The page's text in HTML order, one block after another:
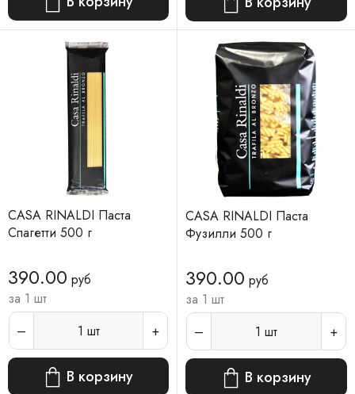
CASA RINALDI Паста
Спагетти 500 г
390.00 руб
за 1 шт
1 шт
В корзину
CASA RINALDI Паста
Фузилли 500 г
390.00 руб
за 1 шт
1 шт
В корзину